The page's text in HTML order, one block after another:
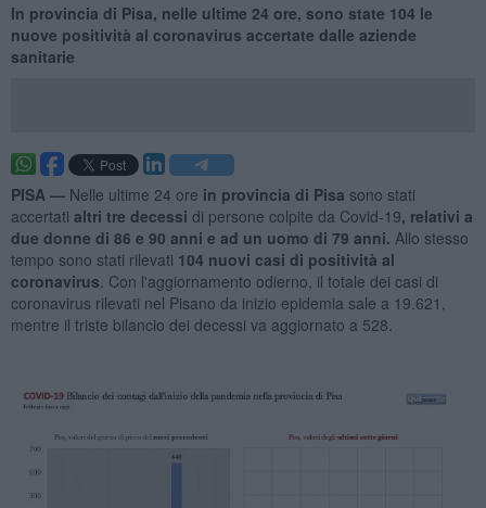
In provincia di Pisa, nelle ultime 24 ore, sono state 104 le
nuove positività al coronavirus accertate dalle aziende
sanitarie
PISA — Nelle ultime 24 ore in provincia di Pisa sono stati
accertati altri tre decessi di persone colpite da Covid-19, relativi a
due donne di 86 e 90 anni e ad un uomo di 79 anni. Allo stesso
tempo sono stati rilevati 104 nuovi casi di positività al
coronavirus . Con l'aggiornamento odierno, il totale dei casi di
coronavirus rilevati nel Pisano da inizio epidemia sale a 19.621,
mentre il triste bilancio dei decessi va aggiornato a 528.